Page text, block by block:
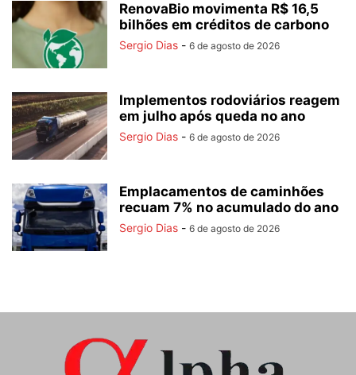
RenovaBio movimenta R$ 16,5
bilhões em créditos de carbono
Sergio Dias - 6 de agosto de 2026
Implementos rodoviários reagem
em julho após queda no ano
Sergio Dias - 6 de agosto de 2026
Emplacamentos de caminhões
recuam 7% no acumulado do ano
Sergio Dias - 6 de agosto de 2026